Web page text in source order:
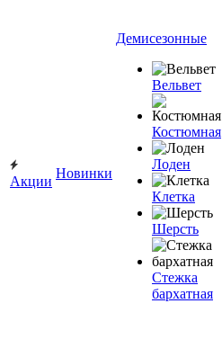
Акции
Новинки
Демисезонные
Вельвет
Костюмная
Лоден
Клетка
Шерсть
Стежка
бархатная